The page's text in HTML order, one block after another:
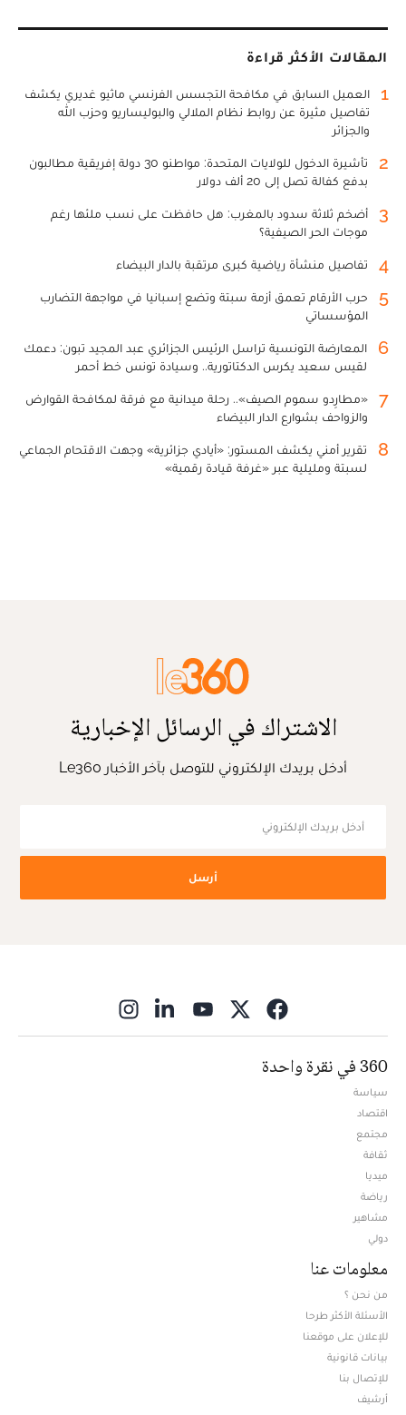
المقالات الأكثر قراءة
1
العميل السابق في مكافحة التجسس الفرنسي ماثيو غديري يكشف
تفاصيل مثيرة عن روابط نظام الملالي والبوليساريو وحزب الله
والجزائر
2
تأشيرة الدخول للولايات المتحدة: مواطنو 30 دولة إفريقية مطالبون
بدفع كفالة تصل إلى 20 ألف دولار
3
أضخم ثلاثة سدود بالمغرب: هل حافظت على نسب ملئها رغم
موجات الحر الصيفية؟
4 تفاصيل منشأة رياضية كبرى مرتقبة بالدار البيضاء
5
حرب الأرقام تعمق أزمة سبتة وتضع إسبانيا في مواجهة التضارب
المؤسساتي
6
المعارضة التونسية تراسل الرئيس الجزائري عبد المجيد تبون: دعمك
لقيس سعيد يكرس الدكتاتورية.. وسيادة تونس خط أحمر
7
«مطارِدو سموم الصيف».. رحلة ميدانية مع فرقة لمكافحة القوارض
والزواحف بشوارع الدار البيضاء
8
تقرير أمني يكشف المستور: «أيادي جزائرية» وجهت الاقتحام الجماعي
لسبتة ومليلية عبر «غرفة قيادة رقمية»
الاشتراك في الرسائل الإخبارية
أدخل بريدك الإلكتروني للتوصل بآخر الأخبار Le360
أرسل
360 في نقرة واحدة
سياسة
اقتصاد
مجتمع
ثقافة
ميديا
رياضة
مشاهير
دولي
معلومات عنا
من نحن ؟
الأسئلة الأكثر طرحا
للإعلان على موقعنا
بيانات قانونية
للإتصال بنا
أرشيف